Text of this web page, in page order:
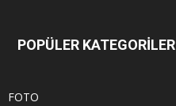
POPÜLER KATEGORİLER
FOTO